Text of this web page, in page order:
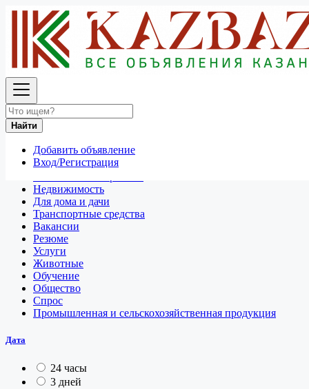
Найти
Добавить объявление
Вход/Регистрация
Услуги
Все объявления в 50 км around Бийск
Разное
Личные вещи
Недвижимость
Для дома и дачи
Транспортные средства
Вакансии
Резюме
Услуги
Животные
Обучение
Общество
Спрос
Промышленная и сельскохозяйственная продукция
Дата
24 часы
3 дней